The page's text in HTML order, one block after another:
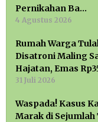
Pernikahan Ba…
4 Agustus 2026
Rumah Warga
Disatroni Maling
Hajatan, Emas
31 Juli 2026
Waspada! Kasus
Marak di Sejumlah